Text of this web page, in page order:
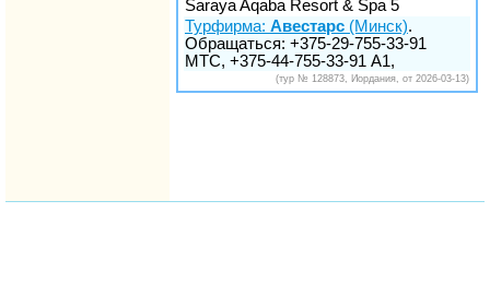
Saraya Aqaba Resort & Spa 5
Турфирма: Авестарс (Минск).
Обращаться: +375-29-755-33-91
МТС, +375-44-755-33-91 А1,
(тур № 128873, Иордания, от 2026-03-13)